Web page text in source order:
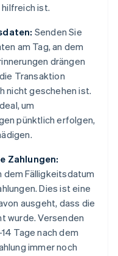
ist.
Senden Sie
am Tag, an dem
drängen
Transaktion
nicht geschehen ist.
um
pünktlich erfolgen,
Zahlungen:
dem Fälligkeitsdatum
Dies ist eine
ausgeht, dass die
wurde. Versenden
Tage nach dem
immer noch